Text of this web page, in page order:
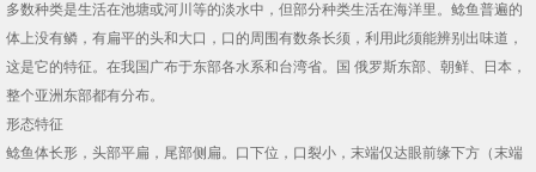
多数种类是生活在池塘或河川等的淡水中，但部分种类生活在海洋里。鲶鱼普遍的
体上没有鳞，有扁平的头和大口，口的周围有数条长须，利用此须能辨别出味道，
这是它的特征。在我国广布于东部各水系和台湾省。国 俄罗斯东部、朝鲜、日本，
整个亚洲东部都有分布。
形态特征
鲶鱼体长形，头部平扁，尾部侧扁。口下位，口裂小，末端仅达眼前缘下方（末端